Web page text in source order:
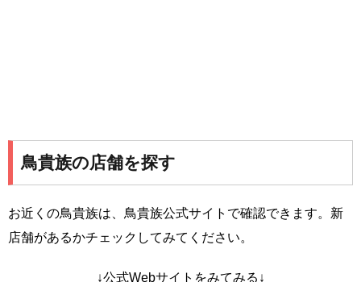
鳥貴族の店舗を探す
お近くの鳥貴族は、鳥貴族公式サイトで確認できます。新
店舗があるかチェックしてみてください。
↓公式Webサイトをみてみる↓